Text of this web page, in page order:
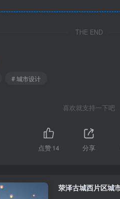
THE END
# 城市设计
喜欢就支持一下吧
点赞14 分享
荥泽古城西片区城